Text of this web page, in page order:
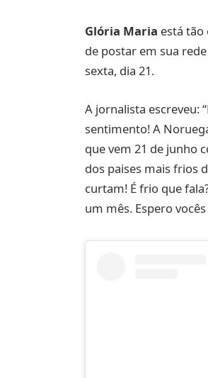
Glória Maria está
de postar em sua
sexta, dia 21.
A jornalista escreveu:
sentimento! A
que vem 21 de junho
dos paises mais frios
curtam! É frio que
um mês. Espero vocês